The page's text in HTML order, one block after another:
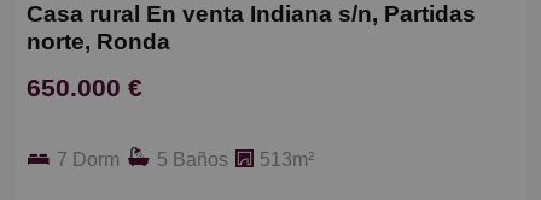
Casa rural En venta Indiana s/n, Partidas
norte, Ronda
650.000 €
7 Dorm 5 Baños 513m²